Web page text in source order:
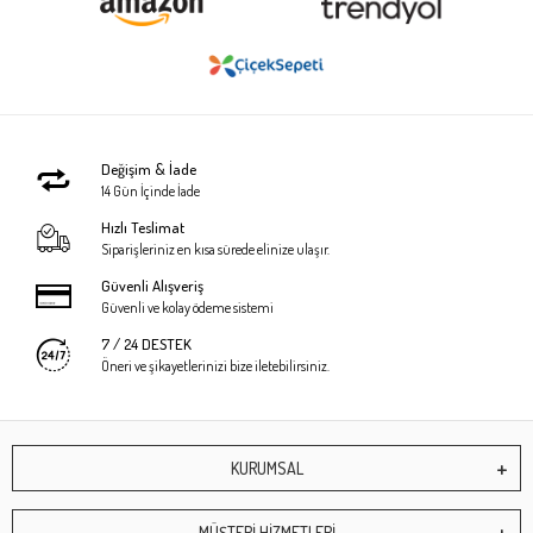
Değişim & İade
14 Gün İçinde İade
Hızlı Teslimat
Siparişleriniz en kısa sürede elinize ulaşır.
Güvenli Alışveriş
Güvenli ve kolay ödeme sistemi
7 / 24 DESTEK
Öneri ve şikayetlerinizi bize iletebilirsiniz.
KURUMSAL